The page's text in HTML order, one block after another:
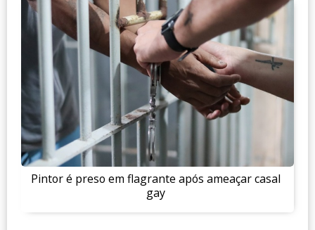
Pintor é preso em flagrante após ameaçar casal
gay